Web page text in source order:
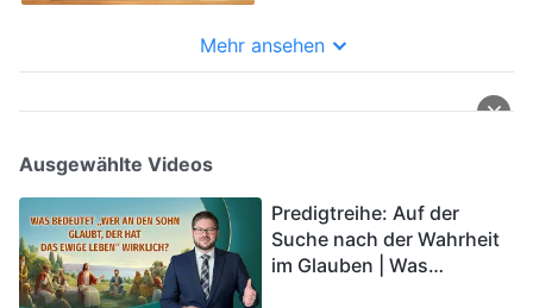
Mehr ansehen
Ausgewählte Videos
Predigtreihe: Auf der
Suche nach der Wahrheit
im Glauben | Was